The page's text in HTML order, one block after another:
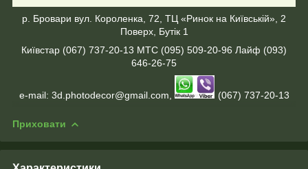
р. Бровари вул. Короленка, 72, ТЦ «Ринок на Київській», 2
Поверх, Бутік 1
Київстар (067) 737-20-13 МТС (095) 509-20-96 Лайф (093)
646-26-75
e-mail: 3d.photodecor@gmail.com, (067) 737-20-13
Приховати